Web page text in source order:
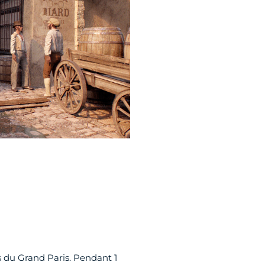
Grand Paris. Pendant 1